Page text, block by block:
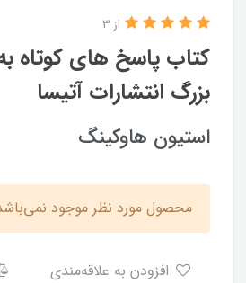
کتاب پاسخ های کوتاه
بزرگ انتشارات آتیسا
از 3
استیون هاوکینگ
محصول مورد نظر موجود